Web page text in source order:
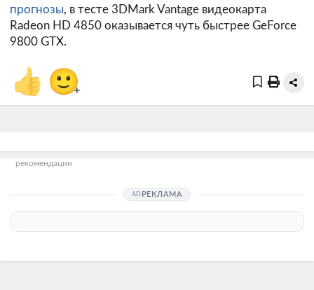
прогнозы, в тесте 3DMark Vantage видеокарта
Radeon HD 4850 оказывается чуть быстрее GeForce
9800 GTX.
👍 🙂+
рекомендации
РЕКЛАМА